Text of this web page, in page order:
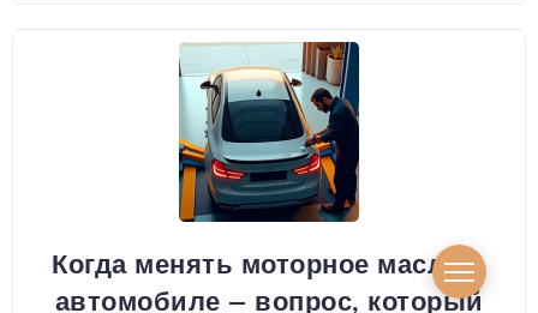
Когда менять моторное масло в
автомобиле – вопрос, который